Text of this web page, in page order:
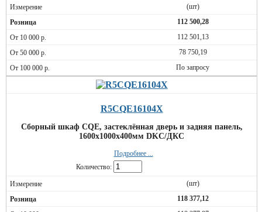
(шт)
112 500,28
112 501,13
78 750,19
По запросу
R5CQE16104X
Сборный шкаф CQE, застеклённая дверь и задняя панель,
1600x1000x400мм DKC/ДКС
Подробнее ...
Количество:
(шт)
118 377,12